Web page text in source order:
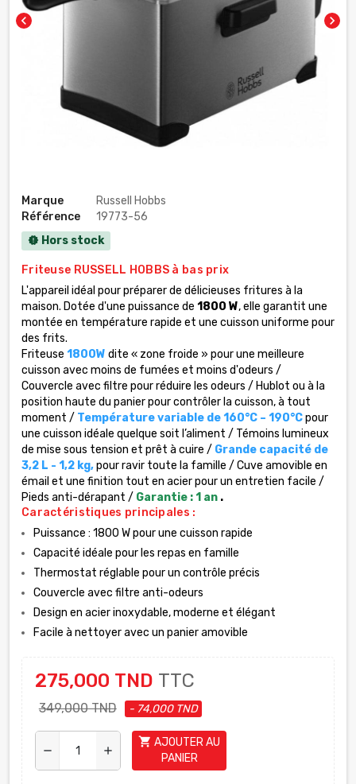
chevron_left chevron_right
Marque
Russell Hobbs
Référence
19773-56
new_releases Hors stock
Friteuse RUSSELL HOBBS à bas prix
L'appareil idéal pour préparer de délicieuses fritures à la
maison. Dotée d'une puissance de 1800 W, elle garantit une
montée en température rapide et une cuisson uniforme pour
des frits.
Friteuse 1800W dite « zone froide » pour une meilleure
cuisson avec moins de fumées et moins d'odeurs /
Couvercle avec filtre pour réduire les odeurs / Hublot ou à la
position haute du panier pour contrôler la cuisson, à tout
moment / Température variable de 160°C – 190°Cpour
une cuisson idéale quelque soit l’aliment / Témoins lumineux
de mise sous tension et prêt à cuire / Grande capacité de
3,2 L - 1,2 kg,pour ravir toute la famille / Cuve amovible en
émail et une finition tout en acier pour un entretien facile /
Pieds anti-dérapant / Garantie : 1 an .
Caractéristiques principales :
Puissance : 1800 W pour une cuisson rapide
Capacité idéale pour les repas en famille
Thermostat réglable pour un contrôle précis
Couvercle avec filtre anti-odeurs
Design en acier inoxydable, moderne et élégant
Facile à nettoyer avec un panier amovible
275,000 TND TTC
349,000 TND - 74,000 TND
remove add
shopping_cart AJOUTER AU
PANIER